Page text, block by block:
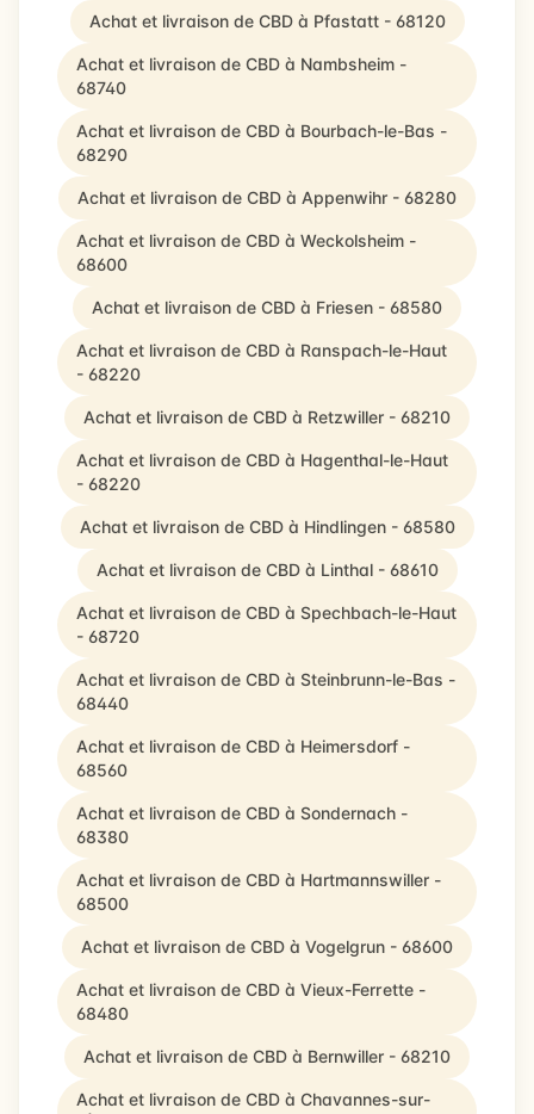
Achat et livraison de CBD à Pfastatt - 68120
Achat et livraison de CBD à Nambsheim -
68740
Achat et livraison de CBD à Bourbach-le-Bas -
68290
Achat et livraison de CBD à Appenwihr - 68280
Achat et livraison de CBD à Weckolsheim -
68600
Achat et livraison de CBD à Friesen - 68580
Achat et livraison de CBD à Ranspach-le-Haut
- 68220
Achat et livraison de CBD à Retzwiller - 68210
Achat et livraison de CBD à Hagenthal-le-Haut
- 68220
Achat et livraison de CBD à Hindlingen - 68580
Achat et livraison de CBD à Linthal - 68610
Achat et livraison de CBD à Spechbach-le-Haut
- 68720
Achat et livraison de CBD à Steinbrunn-le-Bas -
68440
Achat et livraison de CBD à Heimersdorf -
68560
Achat et livraison de CBD à Sondernach -
68380
Achat et livraison de CBD à Hartmannswiller -
68500
Achat et livraison de CBD à Vogelgrun - 68600
Achat et livraison de CBD à Vieux-Ferrette -
68480
Achat et livraison de CBD à Bernwiller - 68210
Achat et livraison de CBD à Chavannes-sur-